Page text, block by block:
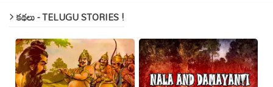
కథలు - TELUGU STORIES !